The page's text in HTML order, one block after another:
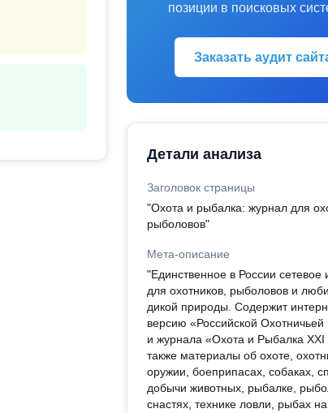
позиции в поисковых
Заказать аудит
Детали анализа
Заголовок страницы
"Охота и рыбалка: журнал для
рыболовов"
Мета-описание
"Единственное в России сетевое
для охотников, рыболовов и
дикой природы. Содержит
версию «Российской Охотничьей
и журнала «Охота и Рыбалка XXI
также материалы об охоте,
оружии, боеприпасах, собаках,
добычи животных, рыбалке,
снастях, технике ловли, рыбах